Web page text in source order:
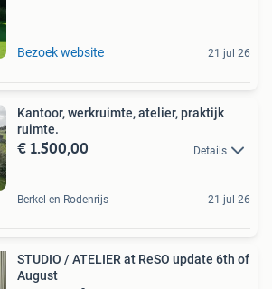
Bezoek website 21 jul 26
Kantoor, werkruimte, atelier, praktijk
ruimte.
€ 1.500,00 Details
Berkel en Rodenrijs 21 jul 26
STUDIO / ATELIER at ReSO update 6th of
August